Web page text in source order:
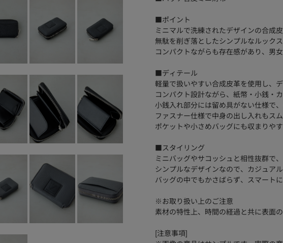
■ポイント
ミニマルで洗練されたデザインの合成皮
無駄を削ぎ落としたシンプルなルック
コンパクトながらも存在感があり、男
■ディテール
軽量で扱いやすい合成皮革を使用し、
コンパクト設計ながら、紙幣・小銭・
小銭入れ部分には留め具がない仕様で
ファスナー仕様で中身の出し入れもスム
ポケットや小さめバッグにも収まりやす
■スタイリング
ミニバッグやサコッシュと相性抜群で
シンプルなデザインなので、カジュア
バッグの中でもかさばらず、スマート
※お取り扱い上のご注意
素材の特性上、時間の経過と共に表面
[注意事項]